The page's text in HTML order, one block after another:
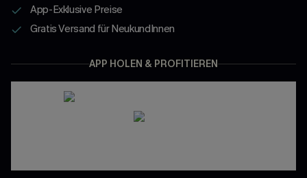
App-Exklusive Preise
Gratis Versand für NeukundInnen
APP HOLEN & PROFITIEREN